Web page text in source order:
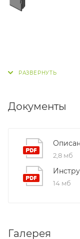
Документы
2,8 мб
14 мб
Галерея